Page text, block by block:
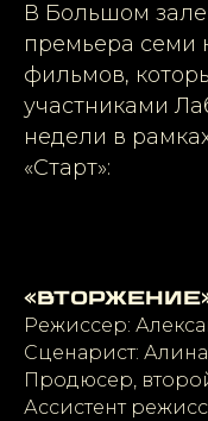
В Большом
премьера семи
фильмов,
участниками
недели в
«Старт»:
Режиссер:
Сценарист:
Продюсер,
Ассистент